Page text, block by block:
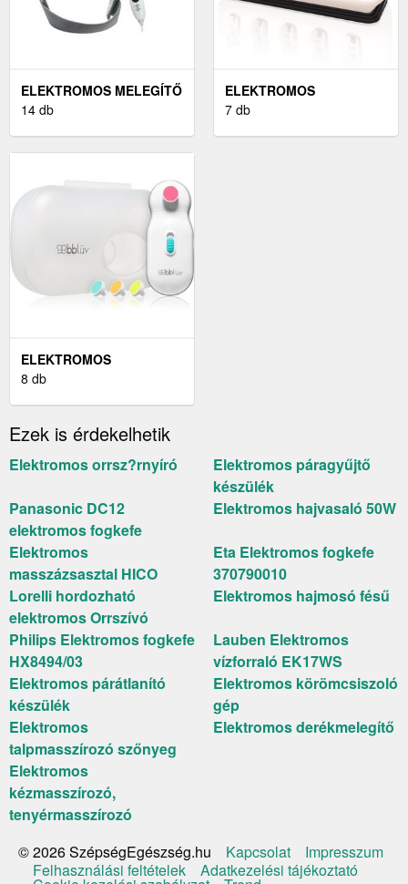
ELEKTROMOS MELEGÍTŐ
PÁRNA
14 db
ELEKTROMOS
HAJSÜTŐVAS
7 db
ELEKTROMOS
RESZELŐK
8 db
Ezek is érdekelhetik
Elektromos orrsz?rnyíró
Elektromos páragyűjtő
készülék
Panasonic DC12
elektromos fogkefe
Elektromos hajvasaló 50W
Elektromos
masszázsasztal HICO
Eta Elektromos fogkefe
370790010
Lorelli hordozható
elektromos Orrszívó
Elektromos hajmosó fésű
Philips Elektromos fogkefe
HX8494/03
Lauben Elektromos
vízforraló EK17WS
Elektromos párátlanító
készülék
Elektromos körömcsiszoló
gép
Elektromos
talpmasszírozó szőnyeg
Elektromos derékmelegítő
Elektromos
kézmasszírozó,
tenyérmasszírozó
© 2026 SzépségEgészség.hu
Kapcsolat
Impresszum
Felhasználási feltételek
Adatkezelési tájékoztató